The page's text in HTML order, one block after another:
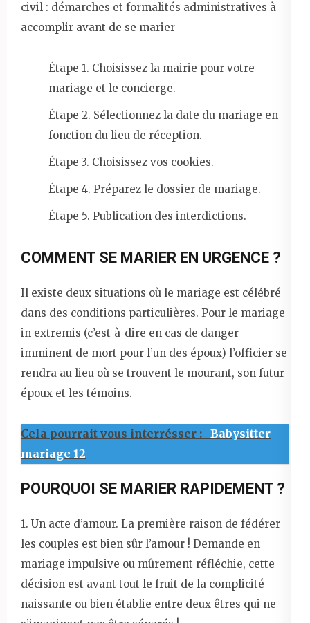
civil : démarches et formalités administratives à
accomplir avant de se marier
Étape 1. Choisissez la mairie pour votre
mariage et le concierge.
Étape 2. Sélectionnez la date du mariage en
fonction du lieu de réception.
Étape 3. Choisissez vos cookies.
Étape 4. Préparez le dossier de mariage.
Étape 5. Publication des interdictions.
COMMENT SE MARIER EN URGENCE ?
Il existe deux situations où le mariage est célébré
dans des conditions particulières. Pour le mariage
in extremis (c’est-à-dire en cas de danger
imminent de mort pour l’un des époux) l’officier se
rendra au lieu où se trouvent le mourant, son futur
époux et les témoins.
Cela pourrait vous interrésser : Babysitter
mariage 12
POURQUOI SE MARIER RAPIDEMENT ?
1. Un acte d’amour. La première raison de fédérer
les couples est bien sûr l’amour ! Demande en
mariage impulsive ou mûrement réfléchie, cette
décision est avant tout le fruit de la complicité
naissante ou bien établie entre deux êtres qui ne